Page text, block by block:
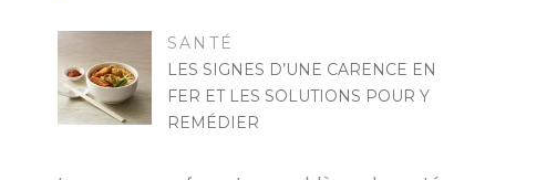
SANTÉ
LES SIGNES D’UNE CARENCE EN
FER ET LES SOLUTIONS POUR Y
REMÉDIER